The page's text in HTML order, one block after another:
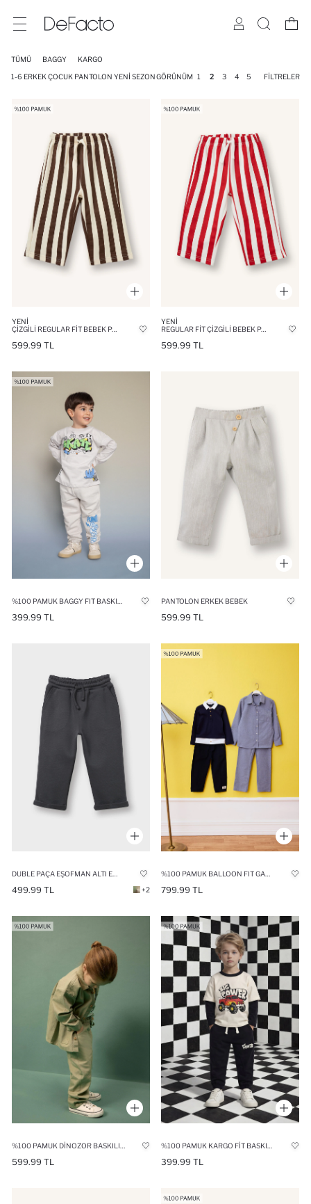
TÜMÜ BAGGY KARGO
1-6 ERKEK ÇOCUK PANTOLON YENI SEZONGÖRÜNÜM 1 2 3 4 5 FILTRELER
YENI
ÇIZGILI REGULAR FIT BEBEK PANTOLON
599.99 TL
YENI
REGULAR FIT ÇIZGILI BEBEK PANTOLON
599.99 TL
399.99 TL
PANTOLON ERKEK BEBEK
599.99 TL
499.99 TL +2 799.99 TL
%100 PAMUK DINOZOR BASKILI GABARDIN PANTOLON ERKEK BEBEK
599.99 TL
%100 PAMUK KARGO FIT BASKILI EŞOFMAN ALTI ERKEK BEBEK
399.99 TL